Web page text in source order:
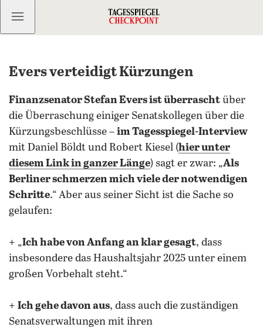
Kostenlos anmelden
Evers verteidigt Kürzungen
Finanzsenator Stefan Evers ist überrascht über
die Überraschung einiger Senatskollegen über die
Kürzungsbeschlüsse – im Tagesspiegel-Interview
mit Daniel Böldt und Robert Kiesel (hier unter
diesem Link in ganzer Länge) sagt er zwar: „Als
Berliner schmerzen mich viele der notwendigen
Schritte.“ Aber aus seiner Sicht ist die Sache so
gelaufen:
+ „Ich habe von Anfang an klar gesagt, dass
insbesondere das Haushaltsjahr 2025 unter einem
großen Vorbehalt steht.“
+ Ich gehe davon aus, dass auch die zuständigen
Senatsverwaltungen mit ihren